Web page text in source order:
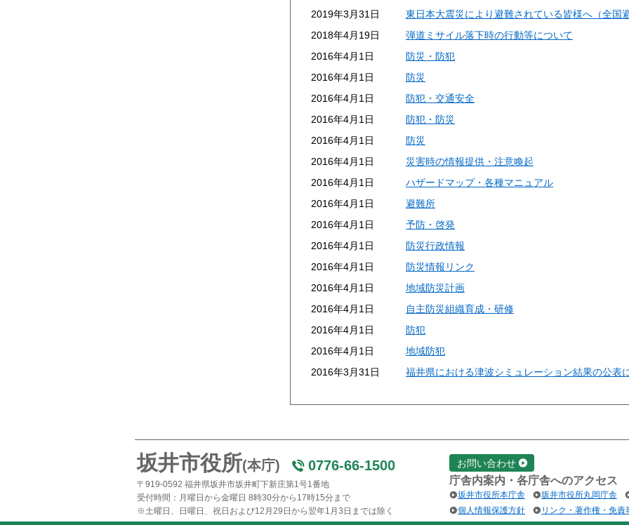
2019年3月31日
東日本大震災により避難されている皆様へ（全国
2018年4月19日
弾道ミサイル落下時の行動等について
2016年4月1日
防災・防犯
2016年4月1日
防災
2016年4月1日
防犯・交通安全
2016年4月1日
防犯・防災
2016年4月1日
防災
2016年4月1日
災害時の情報提供・注意喚起
2016年4月1日
ハザードマップ・各種マニュアル
2016年4月1日
避難所
2016年4月1日
予防・啓発
2016年4月1日
防災行政情報
2016年4月1日
防災情報リンク
2016年4月1日
地域防災計画
2016年4月1日
自主防災組織育成・研修
2016年4月1日
防犯
2016年4月1日
地域防犯
2016年3月31日
福井県における津波シミュレーション結果の公表
坂井市役所(本庁) 0776-66-1500
〒919-0592 福井県坂井市坂井町下新庄第1号1番地
受付時間：月曜日から金曜日 8時30分から17時15分まで
※土曜日、日曜日、祝日および12月29日から翌年1月3日までは除く
お問い合わせ
庁舎内案内・各庁舎へのアクセス
坂井市役所本庁舎
坂井市役所丸岡庁舎
個人情報保護方針
リンク・著作権・免責